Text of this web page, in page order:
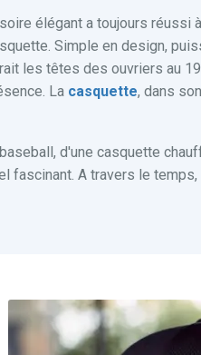
élégant a toujours
Simple en design,
les têtes des ouvriers au
La casquette, dans
d'une casquette
fascinant. A travers le